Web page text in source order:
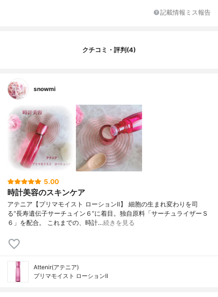
葉エキス、加水分解コメエキス、水溶性プ
ズ、水酸化Ｎａ、ポリ（メタクリル酸メト
キシＰＥＧ－９）、ＰＥＧ－３０フィトス
テロール、クエン酸、クエン酸Ｎａ、フェ
ノキシエタノール
記載情報ミス報告
クチコミ・評判(4)
snowmi
5.00
時計美容のスキンケア
アテニア【プリマモイスト ローションⅡ】 細胞の生まれ変わりを司
る“長寿遺伝子サーチュイン６”に着目。独自原料「サーチュライザーＳ
６」を配合。 これまでの、時計…続きを見る
Attenir(アテニア)
プリマモイスト ローションII